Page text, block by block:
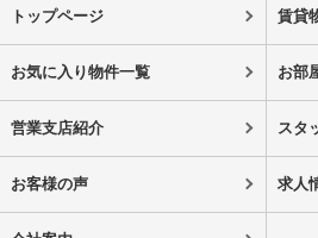
トップページ 賃貸
お気に入り物件一覧 お部
営業支店紹介 スタ
お客様の声 求人